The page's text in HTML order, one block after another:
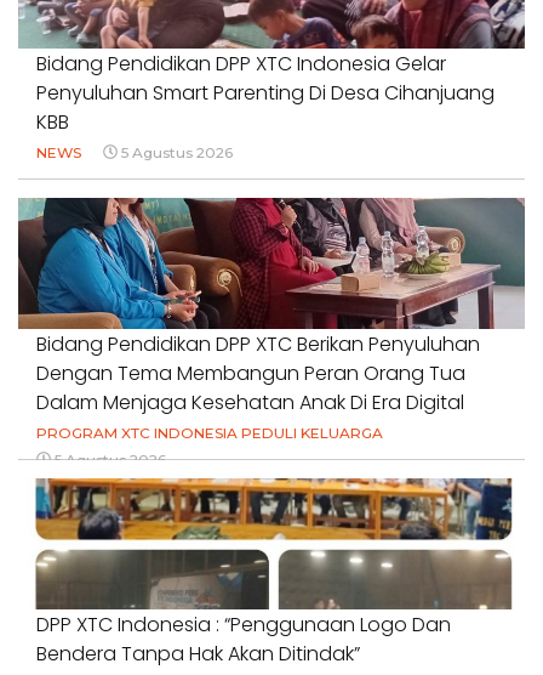
Bidang Pendidikan DPP XTC Indonesia Gelar
Penyuluhan Smart Parenting Di Desa Cihanjuang
KBB
NEWS 5 Agustus 2026
Bidang Pendidikan DPP XTC Berikan Penyuluhan
Dengan Tema Membangun Peran Orang Tua
Dalam Menjaga Kesehatan Anak Di Era Digital
PROGRAM XTC INDONESIA PEDULI KELUARGA
5 Agustus 2026
DPP XTC Indonesia : “Penggunaan Logo Dan
Bendera Tanpa Hak Akan Ditindak”